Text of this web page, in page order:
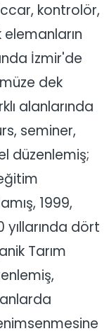
kontrolör,
elemanların
İzmir'de
dek
alanlarında
seminer,
düzenlemiş;
1999,
yıllarında dört
Tarım